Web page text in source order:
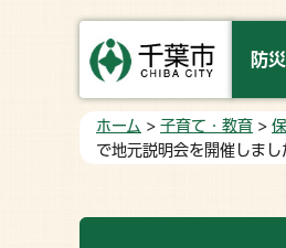
防
ホーム > 子育て・教育 >
で地元説明会を開催しまし